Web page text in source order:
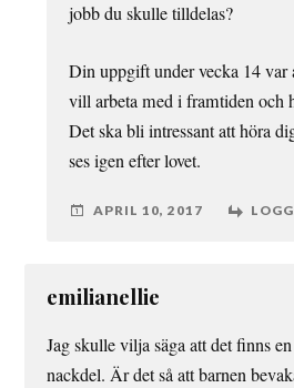
jobb du skulle tilldelas?
Din uppgift under vecka 14 var
vill arbeta med i framtiden och
Det ska bli intressant att höra
ses igen efter lovet.
APRIL 10, 2017
emilianellie
Jag skulle vilja säga att det finns
nackdel. Är det så att barnen